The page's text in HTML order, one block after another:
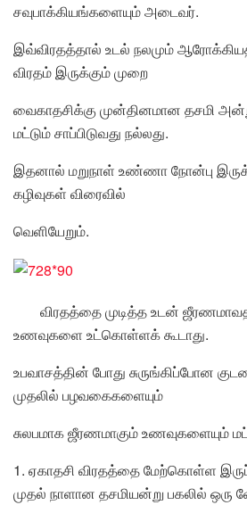
சவுபாக்கியங்களையும் அடைவர்.
இவ்விரதத்தால் உடல் நலமும்
விரதம் இருக்கும் முறை
வைகாதசிக்கு முன்தினமான தசமி
மட்டும் சாப்பிடுவது நல்லது.
இதனால் மறுநாள் உண்ணா நோன்பு
கழிவுகள் விரைவில்
வெளியேறும்.
விரதத்தை முடித்த உடன்
உணவுகளை உட்கொள்ளக் கூடாது.
உபவாசத்தின் போது சுருங்கிப்போன
முதலில் பழவகைகளையும்
சுலபமாக ஜீரணமாகும் உணவுகளையும்
1. ஏகாதசி விரதத்தை மேற்கொள்ள
முதல் நாளான தசமியன்று பகலில் ஒரு